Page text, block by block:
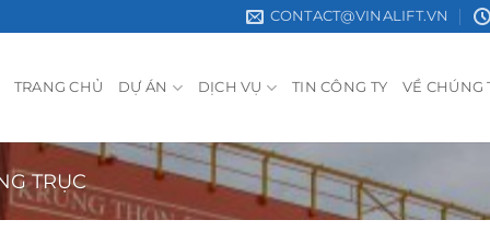
CONTACT@VINALIFT.VN
TRANG CHỦ DỰ ÁN DỊCH VỤ TIN CÔNG TY VỀ CHÚNG
TRỤC